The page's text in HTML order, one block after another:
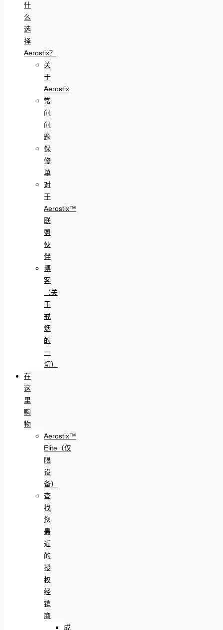
什
么
选
择
Aerostix？
关
于
Aerostix
常
问
问
题
保
修
单
对
于
Aerostix™
联
盟
伙
伴
博
客
（关
于
戒
烟
的
一
切）
在
这
里
购
物
Aerostix™
Elite（仅
限
设
备）
查
找
您
最
近
的
授
权
经
销
商
成